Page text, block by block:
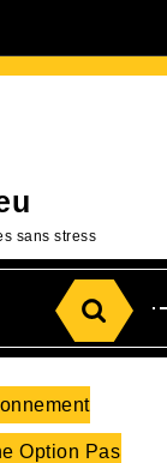
sans stress
Option Pas